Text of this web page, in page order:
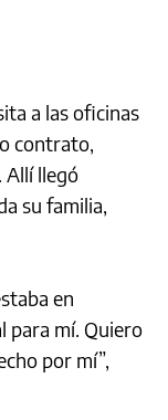
a las oficinas
contrato,
Allí llegó
su familia,
en
para mí. Quiero
por mí”,